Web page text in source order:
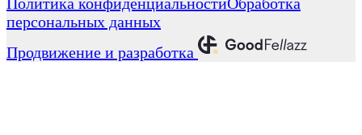
персональных данных
Продвижение и разработка